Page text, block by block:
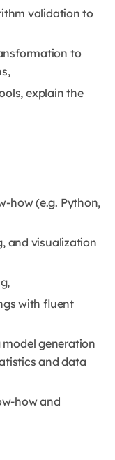
validation to
to
explain the
how (e.g. Python,
and visualization
with fluent
generation
and data
how and